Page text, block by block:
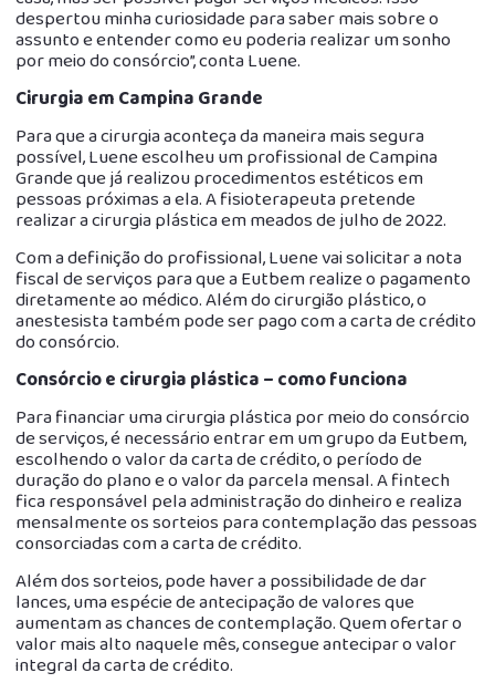
despertou minha curiosidade para saber mais sobre o
assunto e entender como eu poderia realizar um sonho
por meio do consórcio”, conta Luene.
Cirurgia em Campina Grande
Para que a cirurgia aconteça da maneira mais segura
possível, Luene escolheu um profissional de Campina
Grande que já realizou procedimentos estéticos em
pessoas próximas a ela. A fisioterapeuta pretende
realizar a cirurgia plástica em meados de julho de 2022.
Com a definição do profissional, Luene vai solicitar a nota
fiscal de serviços para que a Eutbem realize o pagamento
diretamente ao médico. Além do cirurgião plástico, o
anestesista também pode ser pago com a carta de crédito
do consórcio.
Consórcio e cirurgia plástica – como funciona
Para financiar uma cirurgia plástica por meio do consórcio
de serviços, é necessário entrar em um grupo da Eutbem,
escolhendo o valor da carta de crédito, o período de
duração do plano e o valor da parcela mensal. A fintech
fica responsável pela administração do dinheiro e realiza
mensalmente os sorteios para contemplação das pessoas
consorciadas com a carta de crédito.
Além dos sorteios, pode haver a possibilidade de dar
lances, uma espécie de antecipação de valores que
aumentam as chances de contemplação. Quem ofertar o
valor mais alto naquele mês, consegue antecipar o valor
integral da carta de crédito.